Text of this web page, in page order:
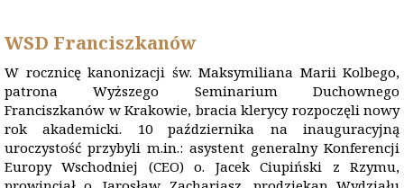
WSD Franciszkanów
W rocznicę kanonizacji św. Maksymiliana Marii Kolbego,
patrona Wyższego Seminarium Duchownego
Franciszkanów w Krakowie, bracia klerycy rozpoczęli nowy
rok akademicki. 10 października na inauguracyjną
uroczystość przybyli m.in.: asystent generalny Konferencji
Europy Wschodniej (CEO) o. Jacek Ciupiński z Rzymu,